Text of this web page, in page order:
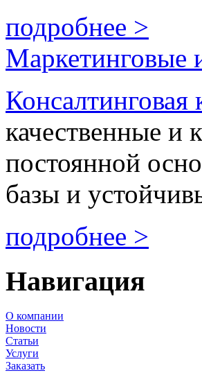
подробнее >
Маркетинговые
Консалтинговая
качественные и
постоянной
базы и
подробнее >
Навигация
О компании
Новости
Статьи
Услуги
Заказать